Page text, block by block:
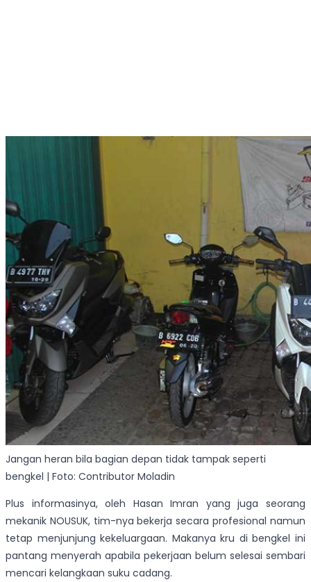
Jangan heran bila bagian depan tidak tampak seperti
bengkel | Foto: Contributor Moladin
Plus informasinya, oleh Hasan Imran yang juga seorang
mekanik NOUSUK, tim-nya bekerja secara profesional namun
tetap menjunjung kekeluargaan. Makanya kru di bengkel ini
pantang menyerah apabila pekerjaan belum selesai sembari
mencari kelangkaan suku cadang.